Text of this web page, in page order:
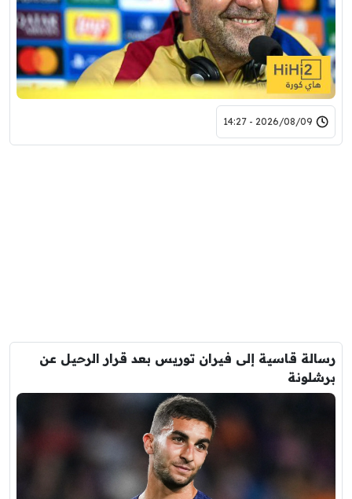
2026/08/09 - 14:27
رسالة قاسية إلى فيران توريس بعد قرار الرحيل عن
برشلونة